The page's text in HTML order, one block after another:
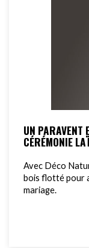
UN PARAVENT
CÉRÉMONIE
Avec Déco
bois flotté pour
mariage.